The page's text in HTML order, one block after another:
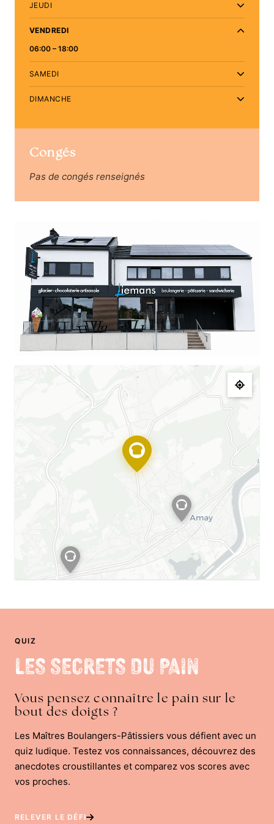
JEUDI
VENDREDI
06:00 – 18:00
SAMEDI
DIMANCHE
Congés
Pas de congés renseignés
QUIZ
Les Secrets du Pain
Vous pensez connaître le pain sur le
bout des doigts ?
Les Maîtres Boulangers-Pâtissiers vous défient avec un
quiz ludique. Testez vos connaissances, découvrez des
anecdotes croustillantes et comparez vos scores avec
vos proches.
RELEVER LE DÉFI